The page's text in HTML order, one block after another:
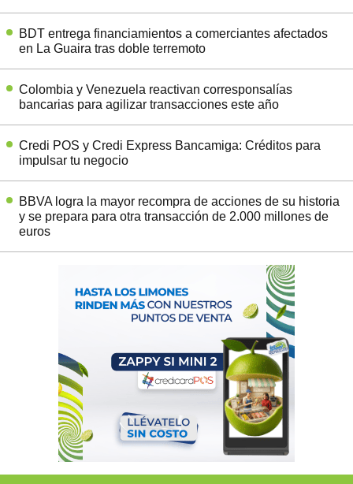
BDT entrega financiamientos a comerciantes afectados
en La Guaira tras doble terremoto
Colombia y Venezuela reactivan corresponsalías
bancarias para agilizar transacciones este año
Credi POS y Credi Express Bancamiga: Créditos para
impulsar tu negocio
BBVA logra la mayor recompra de acciones de su historia
y se prepara para otra transacción de 2.000 millones de
euros